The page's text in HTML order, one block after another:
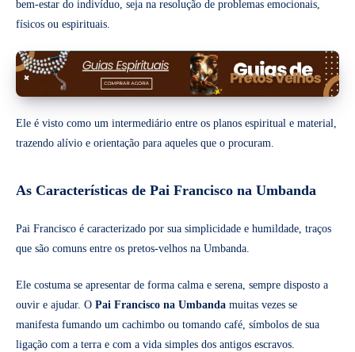
bem-estar do indivíduo, seja na resolução de problemas emocionais,
físicos ou espirituais.
Ele é visto como um intermediário entre os planos espiritual e material,
trazendo alívio e orientação para aqueles que o procuram.
As Características de Pai Francisco na Umbanda
Pai Francisco é caracterizado por sua simplicidade e humildade, traços
que são comuns entre os pretos-velhos na Umbanda.
Ele costuma se apresentar de forma calma e serena, sempre disposto a
ouvir e ajudar. O Pai Francisco na Umbanda muitas vezes se
manifesta fumando um cachimbo ou tomando café, símbolos de sua
ligação com a terra e com a vida simples dos antigos escravos.